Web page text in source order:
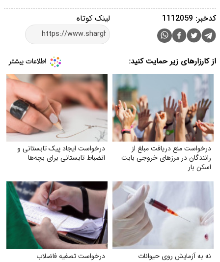
لینک کوتاه کدخبر: 1112059
از کارزارهای زیر حمایت کنید:
درخواست منع دریافت مبلغ از
رانندگان در مرزهای خروجی بابت
اسکن بار
درخواست ایجاد پیک تابستانی و
انضباط تابستانی برای بچه‌ها
نه به آزمایش روی حیوانات
درخواست تصفیه فاضلاب